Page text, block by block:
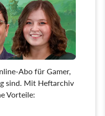
Abo für Gamer,
sind. Mit Heftarchiv
Vorteile: